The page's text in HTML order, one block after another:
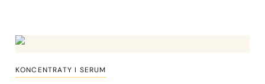
KONCENTRATY I SERUM